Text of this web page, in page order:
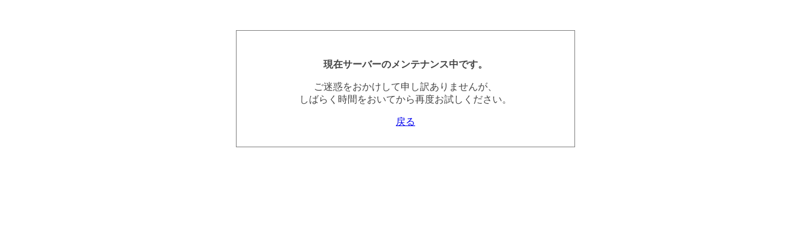
現在サーバーのメンテナンス中です。
ご迷惑をおかけして申し訳ありませんが、
しばらく時間をおいてから再度お試しください。
戻る